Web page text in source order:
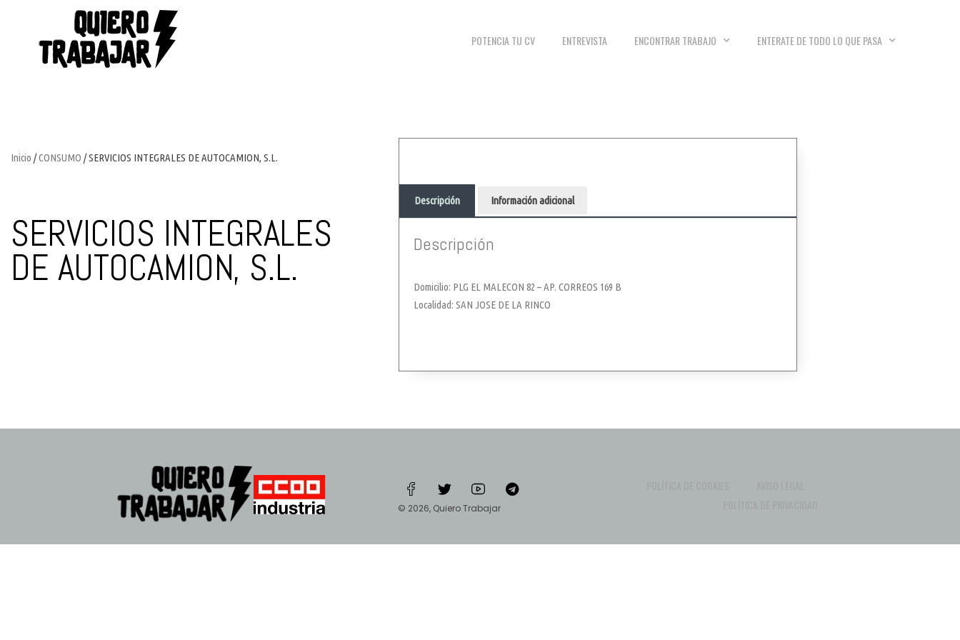
POTENCIA TU CV ENTREVISTA ENCONTRAR TRABAJO ENTERATE DE TODO LO QUE PASA
Inicio /CONSUMO / SERVICIOS INTEGRALES DE AUTOCAMION, S.L.
SERVICIOS INTEGRALES
DE AUTOCAMION, S.L.
Descripción Información adicional
Descripción
Domicilio: PLG EL MALECON 82 – AP. CORREOS 169 B
Localidad: SAN JOSE DE LA RINCO
© 2026, Quiero Trabajar